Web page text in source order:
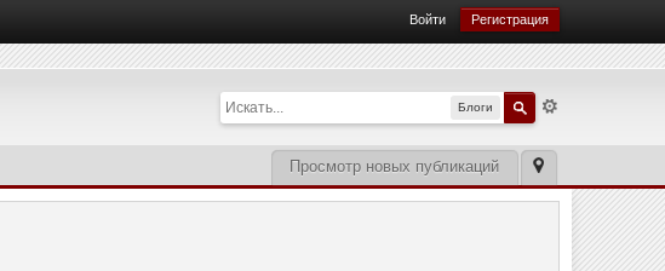
Войти Регистрация
Блоги
Просмотр новых публикаций